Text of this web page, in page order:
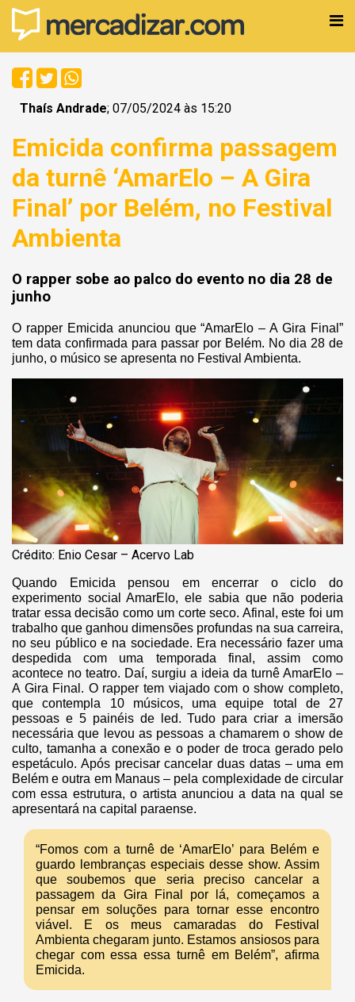
Thaís Andrade; 07/05/2024 às 15:20
Emicida confirma passagem
da turnê ‘AmarElo – A Gira
Final’ por Belém, no Festival
Ambienta
O rapper sobe ao palco do evento no dia 28 de
junho
O rapper Emicida anunciou que “AmarElo – A Gira Final”
tem data confirmada para passar por Belém. No dia 28 de
junho, o músico se apresenta no Festival Ambienta.
Crédito: Enio Cesar – Acervo Lab
Quando Emicida pensou em encerrar o ciclo do
experimento social AmarElo, ele sabia que não poderia
tratar essa decisão como um corte seco. Afinal, este foi um
trabalho que ganhou dimensões profundas na sua carreira,
no seu público e na sociedade. Era necessário fazer uma
despedida com uma temporada final, assim como
acontece no teatro. Daí, surgiu a ideia da turnê AmarElo –
A Gira Final. O rapper tem viajado com o show completo,
que contempla 10 músicos, uma equipe total de 27
pessoas e 5 painéis de led. Tudo para criar a imersão
necessária que levou as pessoas a chamarem o show de
culto, tamanha a conexão e o poder de troca gerado pelo
espetáculo. Após precisar cancelar duas datas – uma em
Belém e outra em Manaus – pela complexidade de circular
com essa estrutura, o artista anunciou a data na qual se
apresentará na capital paraense.
“Fomos com a turnê de ‘AmarElo’ para Belém e
guardo lembranças especiais desse show. Assim
que soubemos que seria preciso cancelar a
passagem da Gira Final por lá, começamos a
pensar em soluções para tornar esse encontro
viável. E os meus camaradas do Festival
Ambienta chegaram junto. Estamos ansiosos para
chegar com essa essa turnê em Belém”, afirma
Emicida.